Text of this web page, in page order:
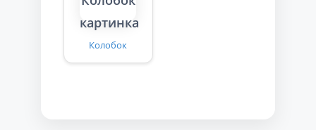
Колобок